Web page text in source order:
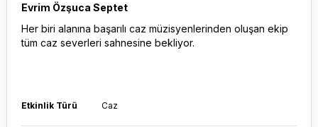
Evrim Özşuca Septet
Her biri alanına başarılı caz müzisyenlerinden oluşan ekip
tüm caz severleri sahnesine bekliyor.
Etkinlik Türü Caz